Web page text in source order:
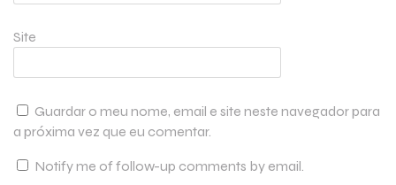
Site
Guardar o meu nome, email e site neste navegador para
a próxima vez que eu comentar.
Notify me of follow-up comments by email.